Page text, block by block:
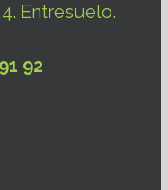
Entresuelo.
92